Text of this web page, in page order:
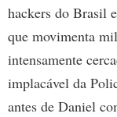
hackers do Brasil
que movimenta
intensamente
implacável da
antes de Daniel